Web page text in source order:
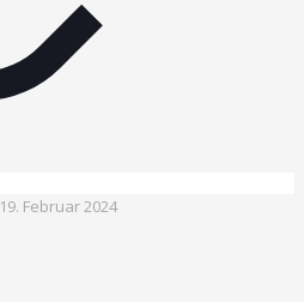
19. Februar 2024